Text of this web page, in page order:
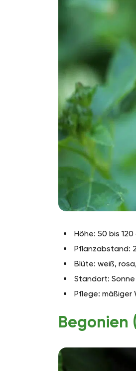
Höhe: 50 bis 120
Pflanzabstand:
Blüte: weiß,
Standort: Sonne
Pflege: mäßiger
Begonien